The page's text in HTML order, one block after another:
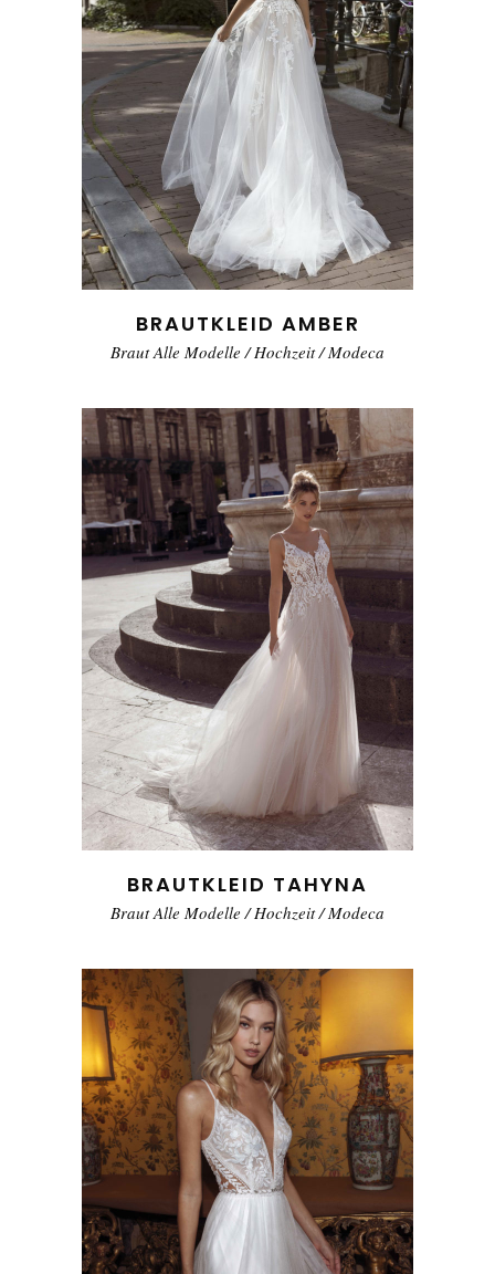
BRAUTKLEID AMBER
Braut Alle Modelle /Hochzeit/Modeca
BRAUTKLEID TAHYNA
Braut Alle Modelle /Hochzeit/Modeca